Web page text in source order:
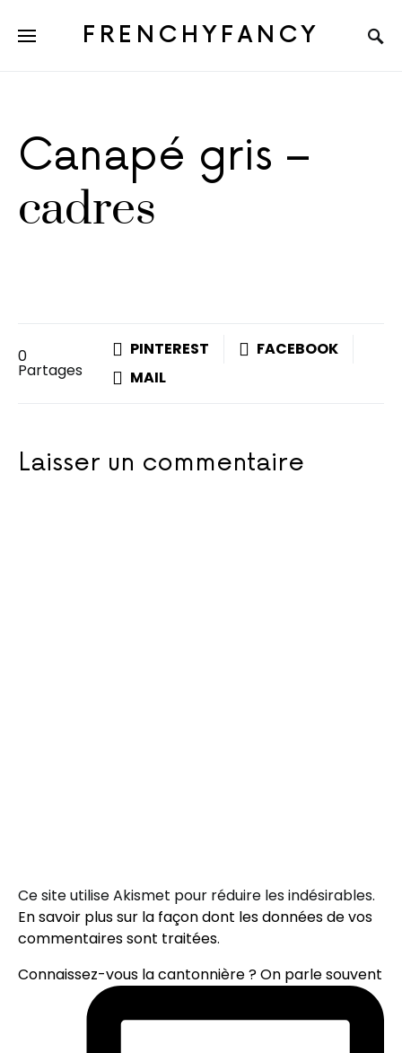
FRENCHYFANCY
Canapé gris –
cadres
0
Partages
PINTEREST
FACEBOOK
MAIL
Laisser un commentaire
Ce site utilise Akismet pour réduire les indésirables.
En savoir plus sur la façon dont les données de vos
commentaires sont traitées.
Connaissez-vous la cantonnière ? On parle souvent